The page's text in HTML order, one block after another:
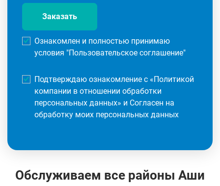
Заказать
Ознакомлен и полностью принимаю
условия "Пользовательское соглашение"
Подтверждаю ознакомление с «Политикой
компании в отношении обработки
персональных данных» и Согласен на
обработку моих персональных данных
Обслуживаем все районы Аши